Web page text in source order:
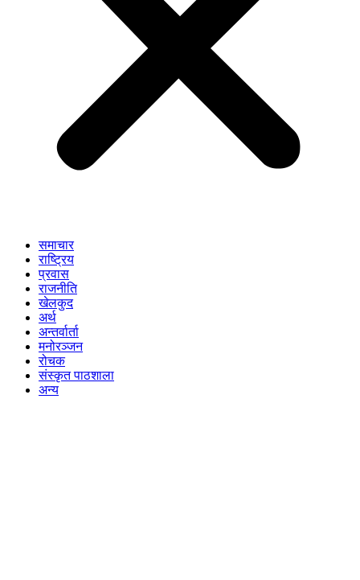
समाचार
राष्ट्रिय
प्रवास
राजनीति
खेलकुद
अर्थ
अन्तर्वार्ता
मनोरञ्जन
रोचक
संस्कृत पाठशाला
अन्य